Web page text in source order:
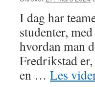
I dag har
studenter,
hvordan man
Fredrikstad
en … Les